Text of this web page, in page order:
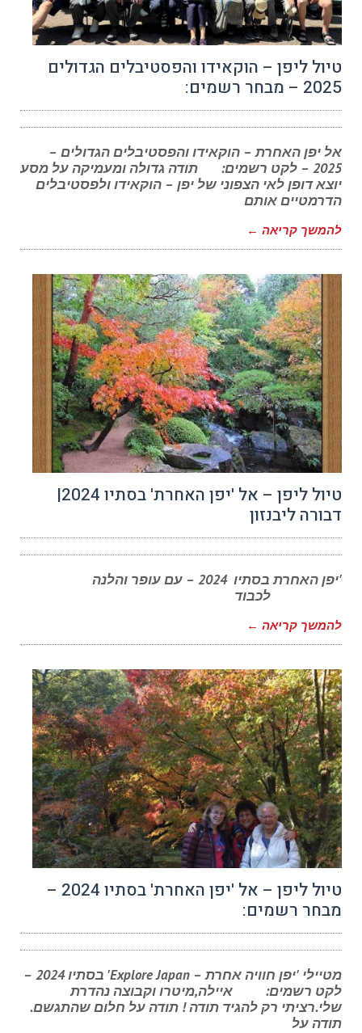
טיול ליפן – הוקאידו והפסטיבלים הגדולים
2025 – מבחר רשמים:
אל יפן האחרת – הוקאידו והפסטיבלים הגדולים –
2025 – לקט רשמים: תודה גדולה ומעמיקה על מסע
יוצא דופן לאי הצפוני של יפן – הוקאידו ולפסטיבלים
הדרמטיים אותם
להמשך קריאה ←
טיול ליפן – אל 'יפן האחרת' בסתיו 2024|
דבורה ליבנזון
'יפן האחרת בסתיו 2024 – עם עופר והלנה
לכבוד
להמשך קריאה ←
טיול ליפן – אל 'יפן האחרת' בסתיו 2024 –
מבחר רשמים:
מטיילי 'יפן חוויה אחרת – Explore Japan' בסתיו 2024 –
לקט רשמים: איילה,מיטרו וקבוצה נהדרת
שלי.רציתי רק להגיד תודה ! תודה על חלום שהתגשם.
תודה על